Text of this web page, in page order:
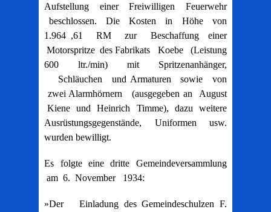
Aufstellung einer Freiwilligen Feuerwehr
beschlossen. Die Kosten in Höhe von
1.964 ,61 RM zur Beschaffung einer
Motorspritze des Fabrikats Koebe (Leistung
600 ltr./min) mit Spritzenanhänger,
Schläuchen und Armaturen sowie von
zwei Alarmhörnern (ausgegeben an August
Kiene und Heinrich Timme), dazu weitere
Ausrüstungsgegenstände, Uniformen usw.
wurden bewilligt.
Es folgte eine dritte Gemeindeversammlung
am 6. November 1934:
»Der Einladung des Gemeindeschulzen F.